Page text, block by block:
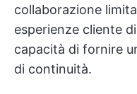
collaborazione
esperienze cliente
capacità di fornire
di continuità.